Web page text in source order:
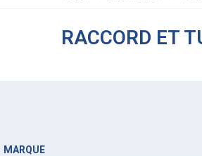
RACCORD ET
MARQUE